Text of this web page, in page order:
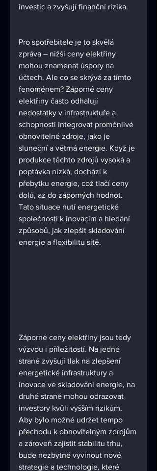
investic a zvyšují finanční rizika.
Pro spotřebitele je to skvělá
zpráva – nižší ceny elektřiny
mohou znamenat úspory na
účtech. Ale co se skrývá za tímto
fenoménem? Záporné ceny
elektřiny často odhalují
nedostatky v infrastruktuře a
schopnosti integrovat proměnlivé
obnovitelné zdroje, jako je
sluneční a větrná energie. Když je
produkce těchto zdrojů vysoká a
poptávka nízká, dochází k
přebytku energie, což tlačí ceny
dolů, až do záporných hodnot.
Tato situace nutí energetické
společnosti k inovacím a hledání
způsobů, jak zlepšit skladování
energie a flexibilitu sítě.
Záporné ceny elektřiny jsou tedy
výzvou i příležitostí. Na jedné
straně zvyšují tlak na zlepšení
energetické infrastruktury a
inovace ve skladování energie, na
druhé straně mohou odrazovat
investory kvůli vyšším rizikům.
Aby bylo možné udržet tempo
přechodu k obnovitelným zdrojům
a zároveň zajistit stabilitu trhu,
bude nezbytné vyvinout nové
strategie a technologie, které